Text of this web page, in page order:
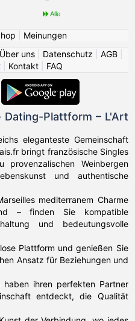
Alle
Meinungen
Über uns Datenschutz AGB
Kontakt FAQ
Plattform – L'Art
eleganteste Gemeinschaft
bringt französische Singles
Weinbergen
und authentische
mediterranem Charme
– finden Sie kompatible
und bedeutungsvolle
Plattform und genießen Sie
Ansatz für Beziehungen und
haben ihren perfekten Partner
entdeckt, die Qualität